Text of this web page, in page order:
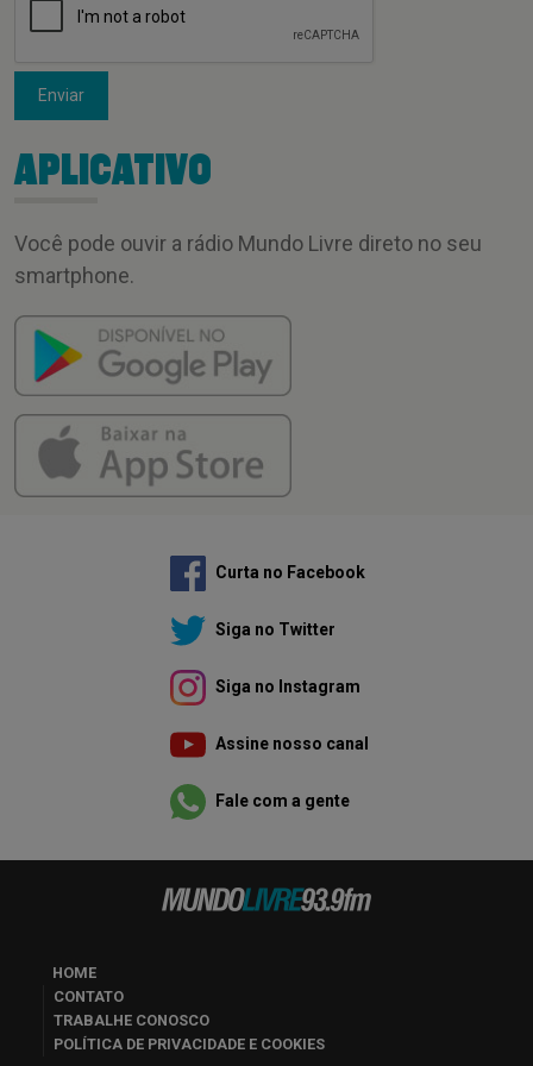
Enviar
APLICATIVO
Você pode ouvir a rádio Mundo Livre direto no seu
smartphone.
Curta no Facebook
Siga no Twitter
Siga no Instagram
Assine nosso canal
Fale com a gente
HOME
CONTATO
TRABALHE CONOSCO
POLÍTICA DE PRIVACIDADE E COOKIES